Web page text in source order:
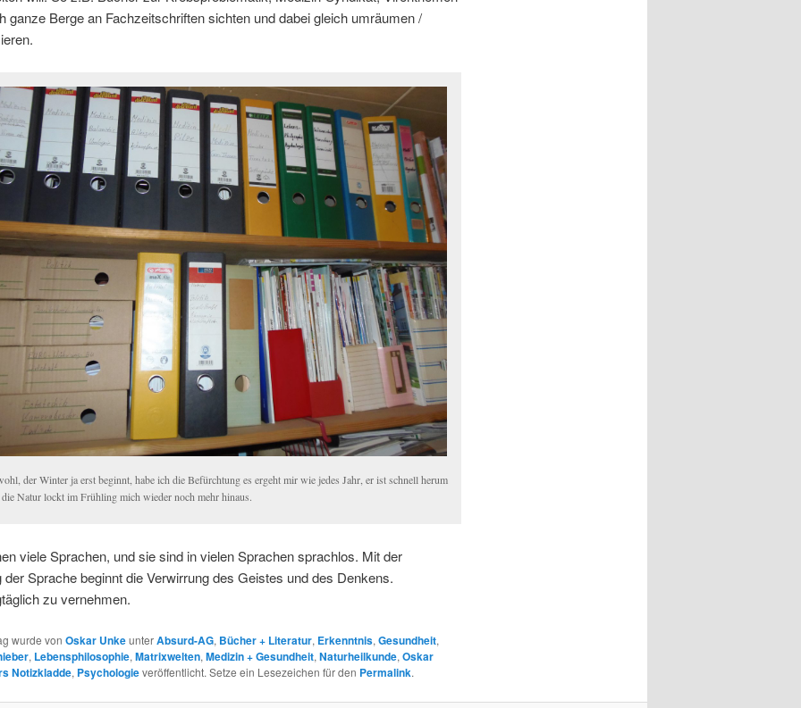
ganze Berge an Fachzeitschriften sichten und dabei gleich umräumen /
der Winter ja erst beginnt, habe ich die Befürchtung es ergeht mir wie jedes Jahr, er ist schnell herum
Natur lockt im Frühling mich wieder noch mehr hinaus.
viele Sprachen, und sie sind in vielen Sprachen sprachlos. Mit der
der Sprache beginnt die Verwirrung des Geistes und des Denkens.
zu vernehmen.
wurde von Oskar UnkeunterAbsurd-AG, Bücher + Literatur, Erkenntnis, Gesundheit,
, Lebensphilosophie, Matrixwelten, Medizin + Gesundheit, Naturheilkunde, Oskar
Notizkladde, Psychologieveröffentlicht. Setze ein Lesezeichen für den Permalink.